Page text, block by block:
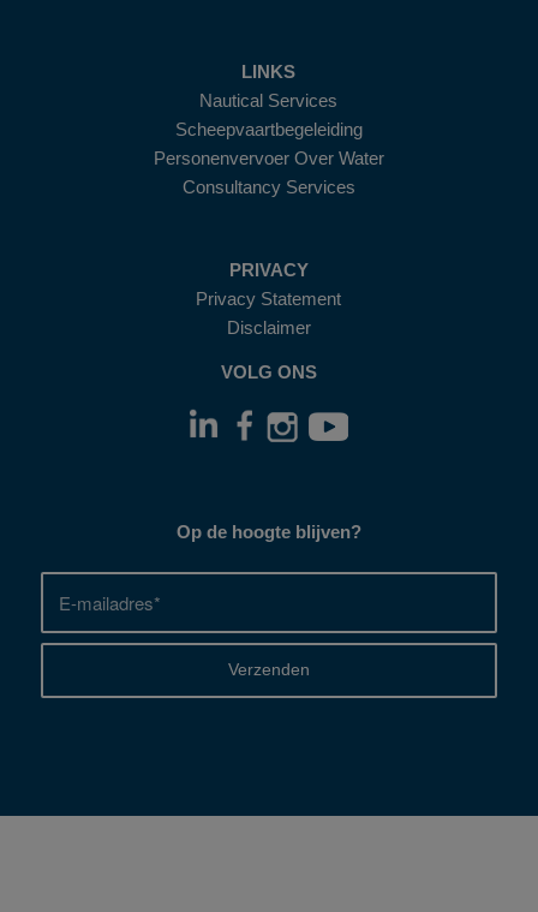
LINKS
Nautical Services
Scheepvaartbegeleiding
Personenvervoer Over Water
Consultancy Services
PRIVACY
Privacy Statement
Disclaimer
VOLG ONS
Op de hoogte blijven?